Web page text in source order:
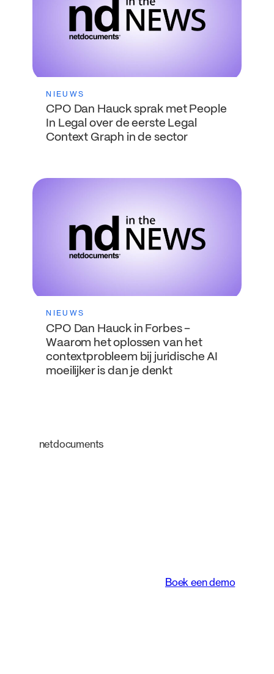
NIEUWS
CPO Dan Hauck sprak met People
In Legal over de eerste Legal
Context Graph in de sector
NIEUWS
CPO Dan Hauck in Forbes –
Waarom het oplossen van het
contextprobleem bij juridische AI
moeilijker is dan je denkt
netdocuments
Boek een demo